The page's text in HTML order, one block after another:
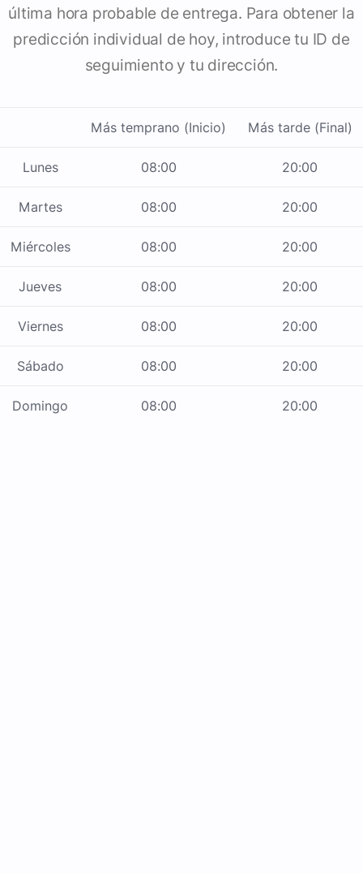
última hora probable de entrega. Para obtener la
predicción individual de hoy, introduce tu ID de
seguimiento y tu dirección.
Más temprano (Inicio) Más tarde (Final)
Lunes 08:00 20:00
Martes 08:00 20:00
Miércoles 08:00 20:00
Jueves 08:00 20:00
Viernes 08:00 20:00
Sábado 08:00 20:00
Domingo 08:00 20:00